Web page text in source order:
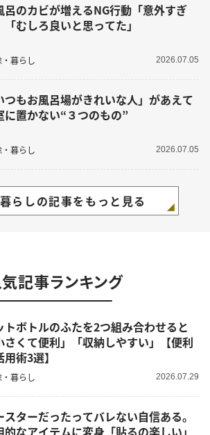
呂のカビが増えるNG行動「意外すぎ
「むしろ良いと思ってた」
暮らし 2026.07.05
つもお風呂場がきれいな人」があえて
に置かない“３つのもの”
暮らし 2026.07.05
らしの記事をもっと見る
記事ランキング
トボトルのふたを2つ組み合わせると
さくて便利」「収納しやすい」【便利
用術3選】
暮らし 2026.07.29
スターだったってバレない自信ある。
的なアイテムに変身「貼るの楽しい」